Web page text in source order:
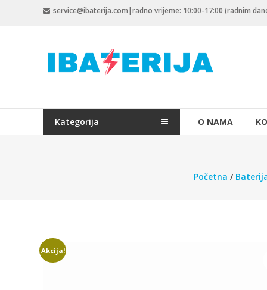
service@ibaterija.com|radno vrijeme: 10:00-17:00 (radnim
Kategorija O NAMA
Početna /
Akcija!